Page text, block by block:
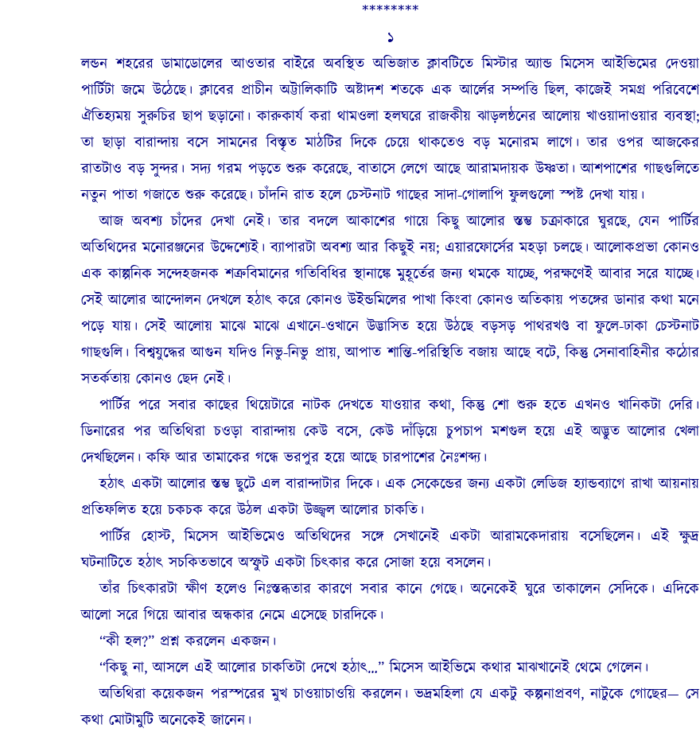
********
১
লন্ডন শহরের ডামাডোলের আওতার বাইরে অবস্থিত অভিজাত ক্লাবটিতে মিস্টার অ্যান্ড মিসেস আইভিমের দেওয়া
পার্টিটা জমে উঠেছে। ক্লাবের প্রাচীন অট্টালিকাটি অষ্টাদশ শতকে এক আর্লের সম্পত্তি ছিল, কাজেই সমগ্র পরিবেশে
ঐতিহ্যময় সুরুচির ছাপ ছড়ানো। কারুকার্য করা থামওলা হলঘরে রাজকীয় ঝাড়লন্ঠনের আলোয় খাওয়াদাওয়ার ব্যবস্থা;
তা ছাড়া বারান্দায় বসে সামনের বিস্তৃত মাঠটির দিকে চেয়ে থাকতেও বড় মনোরম লাগে। তার ওপর আজকের
রাতটাও বড় সুন্দর। সদ্য গরম পড়তে শুরু করেছে, বাতাসে লেগে আছে আরামদায়ক উষ্ণতা। আশপাশের গাছগুলিতে
নতুন পাতা গজাতে শুরু করেছে। চাঁদনি রাত হলে চেস্টনাট গাছের সাদা-গোলাপি ফুলগুলো স্পষ্ট দেখা যায়।
আজ অবশ্য চাঁদের দেখা নেই। তার বদলে আকাশের গায়ে কিছু আলোর স্তম্ভ চক্রাকারে ঘুরছে, যেন পার্টির
অতিথিদের মনোরঞ্জনের উদ্দেশ্যেই। ব্যাপারটা অবশ্য আর কিছুই নয়; এয়ারফোর্সের মহড়া চলছে। আলোকপ্রভা কোনও
এক কাল্পনিক সন্দেহজনক শত্রুবিমানের গতিবিধির স্থানাঙ্কে মুহূর্তের জন্য থমকে যাচ্ছে, পরক্ষণেই আবার সরে যাচ্ছে।
সেই আলোর আন্দোলন দেখলে হঠাৎ করে কোনও উইন্ডমিলের পাখা কিংবা কোনও অতিকায় পতঙ্গের ডানার কথা মনে
পড়ে যায়। সেই আলোয় মাঝে মাঝে এখানে-ওখানে উদ্ভাসিত হয়ে উঠছে বড়সড় পাথরখণ্ড বা ফুলে-ঢাকা চেস্টনাট
গাছগুলি। বিশ্বযুদ্ধের আগুন যদিও নিভু-নিভু প্রায়, আপাত শান্তি-পরিস্থিতি বজায় আছে বটে, কিন্তু সেনাবাহিনীর কঠোর
সতর্কতায় কোনও ছেদ নেই।
পার্টির পরে সবার কাছের থিয়েটারে নাটক দেখতে যাওয়ার কথা, কিন্তু শো শুরু হতে এখনও খানিকটা দেরি।
ডিনারের পর অতিথিরা চওড়া বারান্দায় কেউ বসে, কেউ দাঁড়িয়ে চুপচাপ মশগুল হয়ে এই অদ্ভুত আলোর খেলা
দেখছিলেন। কফি আর তামাকের গন্ধে ভরপুর হয়ে আছে চারপাশের নৈঃশব্দ্য।
হঠাৎ একটা আলোর স্তম্ভ ছুটে এল বারান্দাটার দিকে। এক সেকেন্ডের জন্য একটা লেডিজ হ্যান্ডব্যাগে রাখা আয়নায়
প্রতিফলিত হয়ে চকচক করে উঠল একটা উজ্জ্বল আলোর চাকতি।
পার্টির হোস্ট, মিসেস আইভিমেও অতিথিদের সঙ্গে সেখানেই একটা আরামকেদারায় বসেছিলেন। এই ক্ষুদ্র
ঘটনাটিতে হঠাৎ সচকিতভাবে অস্ফুট একটা চিৎকার করে সোজা হয়ে বসলেন।
তাঁর চিৎকারটা ক্ষীণ হলেও নিঃস্তব্ধতার কারণে সবার কানে গেছে। অনেকেই ঘুরে তাকালেন সেদিকে। এদিকে
আলো সরে গিয়ে আবার অন্ধকার নেমে এসেছে চারদিকে।
“কী হল?” প্রশ্ন করলেন একজন।
“কিছু না, আসলে এই আলোর চাকতিটা দেখে হঠাৎ…” মিসেস আইভিমে কথার মাঝখানেই থেমে গেলেন।
অতিথিরা কয়েকজন পরস্পরের মুখ চাওয়াচাওয়ি করলেন। ভদ্রমহিলা যে একটু কল্পনাপ্রবণ, নাটুকে গোছের— সে
কথা মোটামুটি অনেকেই জানেন।